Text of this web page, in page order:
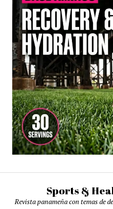
Sports &
Revista panameña con temas de